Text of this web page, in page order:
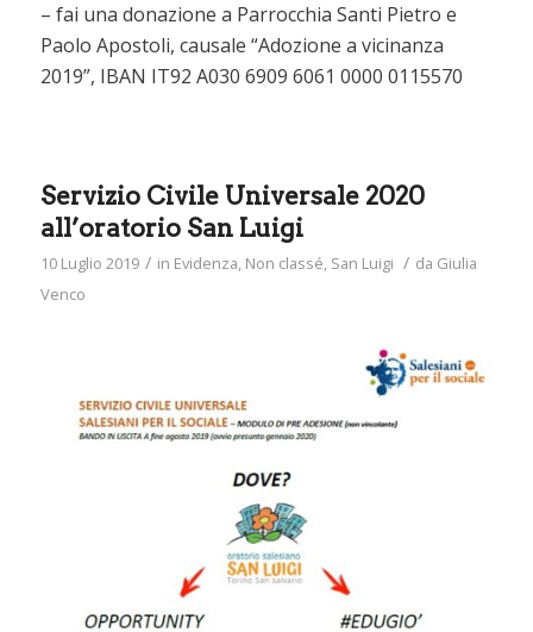
– fai una donazione a Parrocchia Santi Pietro e
Paolo Apostoli, causale “Adozione a vicinanza
2019”, IBAN IT92 A030 6909 6061 0000 0115570
Servizio Civile Universale 2020
all’oratorio San Luigi
10 Luglio 2019 / in Evidenza, Non classé, San Luigi / da Giulia
Venco